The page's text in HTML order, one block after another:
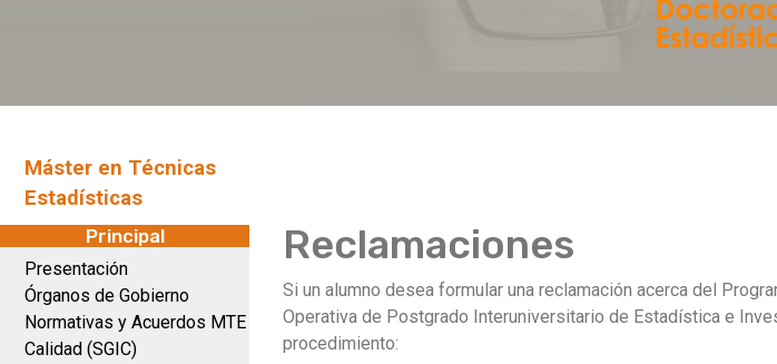
Máster en Técnicas
Estadísticas
Principal
Presentación
Órganos de Gobierno
Normativas y Acuerdos MTE
Calidad (SGIC)
Reclamaciones
Si un alumno desea formular una reclamación acerca del
Operativa de Postgrado Interuniversitario de Estadística e
procedimiento: